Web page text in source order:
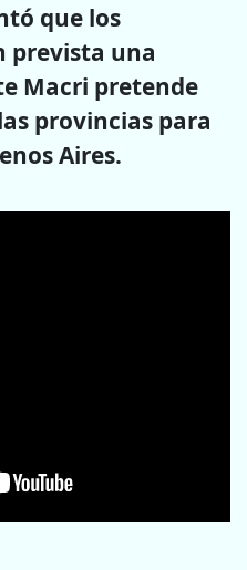
que los
prevista una
Macri pretende
provincias para
Aires.